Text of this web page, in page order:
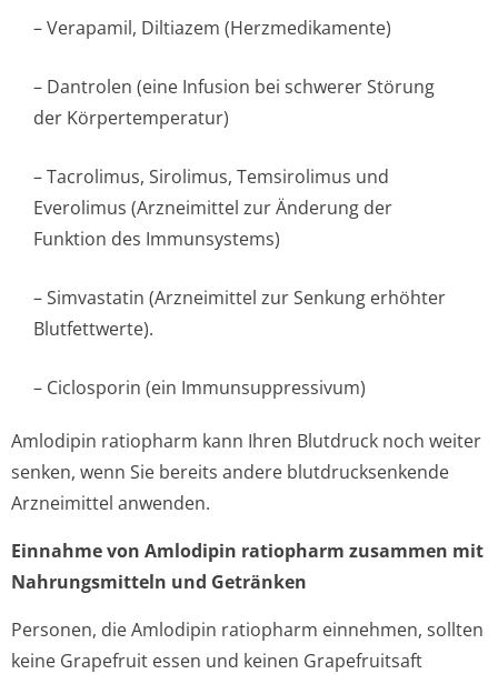
– Verapamil, Diltiazem (Herzmedikamente)
– Dantrolen (eine Infusion bei schwerer Störung
der Körpertemperatur)
– Tacrolimus, Sirolimus, Temsirolimus und
Everolimus (Arzneimittel zur Änderung der
Funktion des Immunsystems)
– Simvastatin (Arzneimittel zur Senkung erhöhter
Blutfettwerte).
– Ciclosporin (ein Immunsuppressivum)
Amlodipin ratiopharm kann Ihren Blutdruck noch weiter
senken, wenn Sie bereits andere blutdrucksenkende
Arzneimittel anwenden.
Einnahme von Amlodipin ratiopharm zusammen mit
Nahrungsmitteln und Getränken
Personen, die Amlodipin ratiopharm einnehmen, sollten
keine Grapefruit essen und keinen Grapefruitsaft